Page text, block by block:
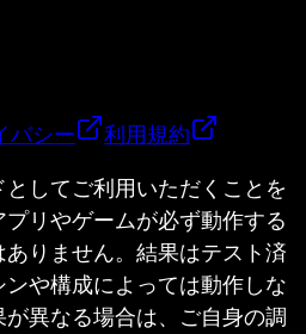
バシー
利用規約
してご利用いただくことを
リやゲームが必ず動作する
りません。結果はテスト済
や構成によっては動作しな
異なる場合は、ご自身の調